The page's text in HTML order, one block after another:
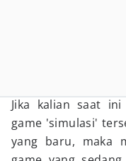
Jika kalian saat
game 'simulasi'
yang baru, maka